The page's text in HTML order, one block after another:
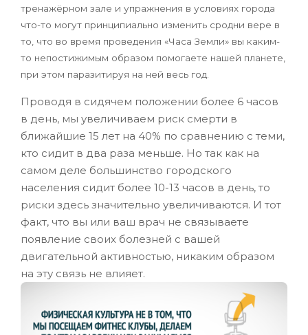
тренажёрном зале и упражнения в условиях города
что-то могут принципиально изменить сродни вере в
то, что во время проведения «Часа Земли» вы каким-
то непостижимым образом помогаете нашей планете,
при этом паразитируя на ней весь год.
Проводя в сидячем положении более 6 часов
в день, мы увеличиваем риск смерти в
ближайшие 15 лет на 40% по сравнению с теми,
кто сидит в два раза меньше. Но так как на
самом деле большинство городского
населения сидит более 10-13 часов в день, то
риски здесь значительно увеличиваются. И тот
факт, что вы или ваш врач не связываете
появление своих болезней с вашей
двигательной активностью, никаким образом
на эту связь не влияет.